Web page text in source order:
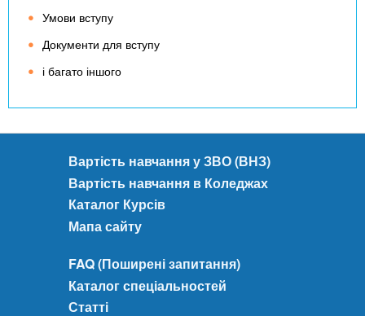
Умови вступу
Документи для вступу
і багато іншого
Вартість навчання у ЗВО (ВНЗ)
Вартість навчання в Коледжах
Каталог Курсів
Мапа сайту
FAQ (Поширені запитання)
Каталог спеціальностей
Статті